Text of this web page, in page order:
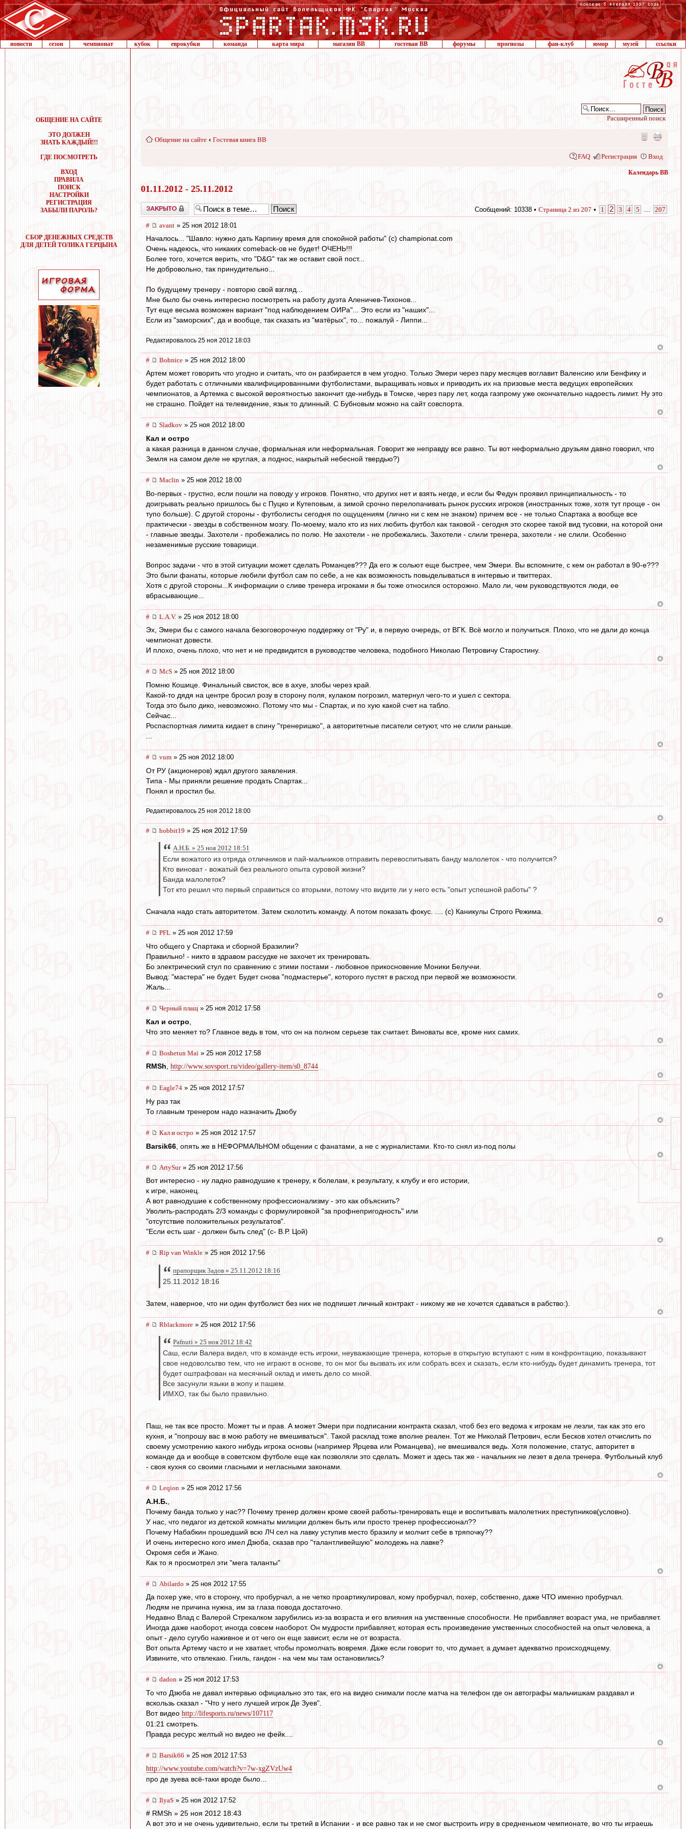
новости сезон чемпионат кубок еврокубки команда карта мира магазин ВВ гостевая ВВ форумы прогнозы фан-клуб юмор музей ссылки
ОБЩЕНИЕ НА САЙТЕ
ЭТО ДОЛЖЕН
ЗНАТЬ КАЖДЫЙ!!!
ГДЕ ПОСМОТРЕТЬ
ВХОД
ПРАВИЛА
ПОИСК
НАСТРОЙКИ
РЕГИСТРАЦИЯ
ЗАБЫЛИ ПАРОЛЬ?
СБОР ДЕНЕЖНЫХ СРЕДСТВ
ДЛЯ ДЕТЕЙ ТОЛИКА ГЕРЦЫНА
Расширенный поиск
Общение на сайте ‹ Гостевая книга ВВ
FAQ Регистрация Вход
Календарь ВВ
01.11.2012 - 25.11.2012
Закрыто Сообщений: 10338 • Страница 2 из 207 • 1 2 3 4 5 207
# avant » 25 ноя 2012 18:01
Началось... "Шавло: нужно дать Карпину время для спокойной работы" (с) сhampionat.com
Очень надеюсь, что никаких comeback-ов не будет! ОЧЕНЬ!!!
Более того, хочется верить, что "D&G" так же оставит свой пост...
Не добровольно, так принудительно...
По будущему тренеру - повторю свой взгляд...
Мне было бы очень интересно посмотреть на работу дуэта Аленичев-Тихонов...
Тут еще весьма возможен вариант "под наблюдением ОИРа"... Это если из "наших"...
Если из "заморских", да и вообще, так сказать из "матёрых", то... пожалуй - Липпи...
Редактировалось 25 ноя 2012 18:03
# Bohnice » 25 ноя 2012 18:00
Артем может говорить что угодно и считать, что он разбирается в чем угодно. Только Эмери через пару месяцев воглавит Валенсию или Бенфику и
будет работать с отличными квалифицированными футболистами, выращивать новых и приводить их на призовые места ведущих европейских
чемпионатов, а Артемка с высокой вероятностью закончит где-нибудь в Томске, через пару лет, когда газпрому уже окончательно надоесть лимит. Ну это
не страшно. Пойдет на телевидение, язык то длинный. С Бубновым можно на сайт совспорта.
# Sladkov » 25 ноя 2012 18:00
Кал и остро
а какая разница в данном случае, формальная или неформальная. Говорит же неправду все равно. Ты вот неформально друзьям давно говорил, что
Земля на самом деле не круглая, а поднос, накрытый небесной твердью?)
# Maclin » 25 ноя 2012 18:00
Во-первых - грустно, если пошли на поводу у игроков. Понятно, что других нет и взять негде, и если бы Федун проявил принципиальность - то
доигрывать реально пришлось бы с Пуцко и Кутеповым, а зимой срочно перелопачивать рынок русских игроков (иностранных тоже, хотя тут проще - он
тупо больше). С другой стороны - футболисты сегодня по ощущениям (лично ни с кем не знаком) причем все - не только Спартака а вообще все
практически - звезды в собственном мозгу. По-моему, мало кто из них любить футбол как таковой - сегодня это скорее такой вид тусовки, на которой они
- главные звезды. Захотели - пробежались по полю. Не захотели - не пробежались. Захотели - слили тренера, захотели - не слили. Особенно
незаменимые русские товарищи.
Вопрос задачи - что в этой ситуации может сделать Романцев??? Да его ж сольют еще быстрее, чем Эмери. Вы вспомните, с кем он работал в 90-е???
Это были фанаты, которые любили футбол сам по себе, а не как возможность повыделываться в интервью и твиттерах.
Хотя с другой стороны...К информации о сливе тренера игроками я бы тоже относился осторожно. Мало ли, чем руководствуются люди, ее
вбрасывающие...
# L.А.V. » 25 ноя 2012 18:00
Эх, Эмери бы с самого начала безоговорочную поддержку от "Ру" и, в первую очередь, от ВГК. Всё могло и получиться. Плохо, что не дали до конца
чемпионат довести.
И плохо, очень плохо, что нет и не предвидится в руководстве человека, подобного Николаю Петровичу Старостину.
# McS » 25 ноя 2012 18:00
Помню Кошице. Финальный свисток, все в ахуе, злобы через край.
Какой-то дядя на центре бросил розу в сторону поля, кулаком погрозил, матернул чего-то и ушел с сектора.
Тогда это было дико, невозможно. Потому что мы - Спартак, и по хую какой счет на табло.
Сейчас...
Роспаспортная лимита кидает в спину "тренеришко", а авторитетные писатели сетуют, что не слили раньше.
# vum » 25 ноя 2012 18:00
От РУ (акционеров) ждал другого заявления.
Типа - Мы приняли решение продать Спартак...
Понял и простил бы.
Редактировалось 25 ноя 2012 18:00
# hobbit19 » 25 ноя 2012 17:59
А.Н.Б. » 25 ноя 2012 18:51
Если вожатого из отряда отличников и пай-мальчиков отправить перевоспитывать банду малолеток - что получится?
Кто виноват - вожатый без реального опыта суровой жизни?
Банда малолеток?
Тот кто решил что первый справиться со вторыми, потому что видите ли у него есть "опыт успешной работы" ?
Сначала надо стать авторитетом. Затем сколотить команду. А потом показать фокус. .... (c) Каникулы Строго Режима.
# PFL » 25 ноя 2012 17:59
Что общего у Спартака и сборной Бразилии?
Правильно! - никто в здравом рассудке не захочет их тренировать.
Бо электрический стул по сравнению с этими постами - любовное прикосновение Моники Белуччи.
Вывод: "мастера" не будет. Будет снова "подмастерье", которого пустят в расход при первой же возможности.
Жаль...
# Черный плащ » 25 ноя 2012 17:58
Кал и остро
Что это меняет то? Главное ведь в том, что он на полном серьезе так считает. Виноваты все, кроме них самих.
# Boshetun Mai » 25 ноя 2012 17:58
RMSh, http://www.sovsport.ru/video/gallery-item/s0_8744
# Eagle74 » 25 ноя 2012 17:57
Ну раз так
То главным тренером надо назначить Дзюбу
# Кал и остро » 25 ноя 2012 17:57
Barsik66 , опять же в НЕФОРМАЛЬНОМ общении с фанатами, а не с журналистами. Кто-то снял из-под полы
# ArtySur» 25 ноя 2012 17:56
Вот интересно - ну ладно равнодушие к тренеру, к болелам, к результату, к клубу и его истории,
к игре, наконец.
А вот равнодушие к собственному профессионализму - это как объяснить?
Уволить-распродать 2/3 команды с формулировкой "за профнепригодность" или
"отсутствие положительных результатов".
"Если есть шаг - должен быть след" (с- В.Р. Цой)
# Rip van Winkle » 25 ноя 2012 17:56
прапорщик 3адoв » 25.11.2012 18:16
25.11.2012 18:16
Затем, наверное, что ни один футболист без них не подпишет личный контракт - никому же не хочется сдаваться в рабство:).
# Rblackmore » 25 ноя 2012 17:56
Pafnuti » 25 ноя 2012 18:42
Саш, если Валера видел, что в команде есть игроки, неуважающие тренера, которые в открытую вступают с ним в конфронтацию, показывают
свое недоволсьтво тем, что не играют в основе, то он мог бы вызвать их или собрать всех и сказать, если кто-нибудь будет динамить тренера, тот
будет оштрафован на месячный оклад и иметь дело со мной.
Все засунули языки в жопу и пашем.
ИМХО, так бы было правильно.
Паш, не так все просто. Может ты и прав. А может Эмери при подписании контракта сказал, чтоб без его ведома к игрокам не лезли, так как это его
кухня, и "попрошу вас в мою работу не вмешиваться". Такой расклад тоже вполне реален. Тот же Николай Петрович, если Бесков хотел отчислить по
своему усмотрению какого нибудь игрока основы (например Ярцева или Романцева), не вмешивался ведь. Хотя положение, статус, авторитет в
команде да и вообще в советском футболе еще как позволяли это сделать. Может и здесь так же - начальник не лезет в дела тренера. Футбольный клуб
- своя кухня со своими гласными и негласными законами.
# Leqion » 25 ноя 2012 17:56
А.Н.Б.
Почему банда только у нас?? Почему тренер должен кроме своей работы-тренировать еще и воспитывать малолетних преступников(условно).
У нас, что педагог из детской комнаты милиции должен быть или просто тренер профессионал??
Почему Набабкин прошедший всю ЛЧ сел на лавку уступив место бразилу и молчит себе в тряпочку??
И очень интересно кого имел Дзюба, сказав про "талантливейшую" молодежь на лавке?
Окромя себя и Жано.
Как то я просмотрел эти "мега таланты"
# Abilardo » 25 ноя 2012 17:55
Да похер уже, что в сторону, что пробурчал, а не четко проартикулировал, кому пробурчал, похер, собственно, даже ЧТО именно пробурчал.
Людям не причина нужна, им за глаза повода достаточно.
Недавно Влад с Валерой Стрекалком зарубились из-за возраста и его влияния на умственные способности. Не прибавляет возраст ума, не прибавляет.
Иногда даже наоборот, иногда совсем наоборот. Он мудрости прибавляет, которая есть произведение умственных способностей на опыт человека, а
опыт - дело сугубо наживное и от чего он еще зависит, если не от возраста.
Вот опыта Артему часто и не хватает, чтобы промолчать вовремя. Даже если говорит то, что думает, а думает адекватно происходящему.
Извините, что отвлекаю. Гниль, гандон - на чем мы там остановились?
# dadon » 25 ноя 2012 17:53
То что Дзюба не давал интервью официально это так, его на видео снимали после матча на телефон где он автографы мальчишкам раздавал и
вскользь сказал - "Что у него лучшей игрок Де Зуев".
Вот видео http://lifesports.ru/news/107117
01:21 смотреть.
Правда ресурс желтый но видео не фейк....
# Barsik66 » 25 ноя 2012 17:53
http://www.youtube.com/watch?v=7w-xgZVzUw4
про де зуева всё-таки вроде было...
# IlyaS » 25 ноя 2012 17:52
# RMSh » 25 ноя 2012 18:43
А вот это и не очень удивительно, если ты третий в Испании - и все равно так и не смог выстроить игру в средненьком чемпионате, во что ты играешь